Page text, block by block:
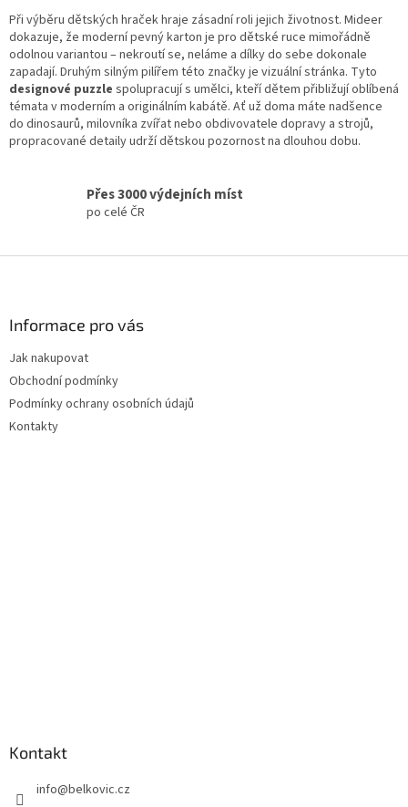
u
Při výběru dětských hraček hraje zásadní roli jejich životnost. Mideer
dokazuje, že moderní pevný karton je pro dětské ruce mimořádně
odolnou variantou – nekroutí se, neláme a dílky do sebe dokonale
zapadají. Druhým silným pilířem této značky je vizuální stránka. Tyto
designové puzzle spolupracují s umělci, kteří dětem přibližují oblíbená
témata v moderním a originálním kabátě. Ať už doma máte nadšence
do dinosaurů, milovníka zvířat nebo obdivovatele dopravy a strojů,
propracované detaily udrží dětskou pozornost na dlouhou dobu.
Přes 3000 výdejních míst
po celé ČR
Informace pro vás
Jak nakupovat
Obchodní podmínky
Podmínky ochrany osobních údajů
Kontakty
Kontakt
info@belkovic.cz